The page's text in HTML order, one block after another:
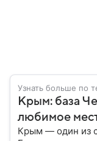
Узнать больше по
Крым: база
любимое
Крым — один из